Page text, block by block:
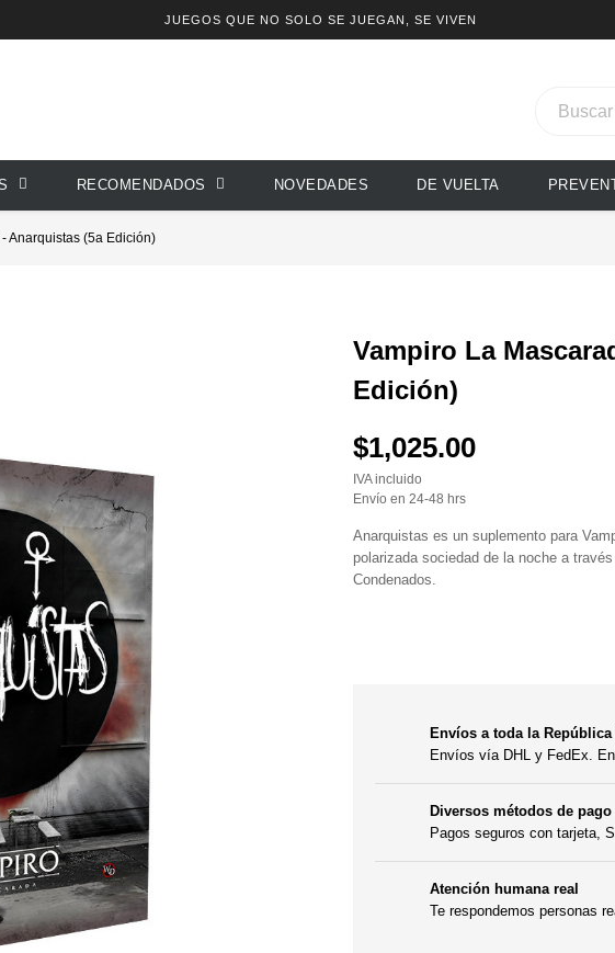
JUEGOS QUE NO SOLO SE JUEGAN, SE VIVEN
RECOMENDADOS NOVEDADES DE VUELTA
Anarquistas (5a Edición)
Vampiro La
Edición)
$1,025.00
IVA incluido
Envío en 24-48 hrs
Anarquistas es un suplemento para
polarizada sociedad de la noche a
Condenados.
Envíos a toda la República
Envíos vía DHL y FedEx.
Diversos métodos de pago
Pagos seguros con tarjeta,
Atención humana real
Te respondemos personas